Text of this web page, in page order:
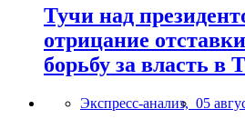
Тучи над
отрицание
борьбу за власть в
Экспресс-анализ, 05